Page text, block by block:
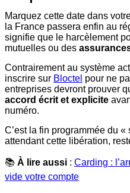
Marquez cette date dans
la France passera enfin au
signifie que le harcèlement
mutuelles ou des
Contrairement au système
inscrire sur Bloctel pour ne
entreprises devront prouver
accord écrit et explicite
numéro.
C’est la fin programmée du
attendant cette libération,
📚 À lire aussi : Carding :
vide votre compte